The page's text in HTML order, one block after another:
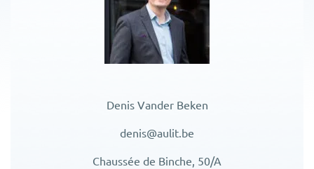
Denis Vander Beken
denis@aulit.be
Chaussée de Binche, 50/A